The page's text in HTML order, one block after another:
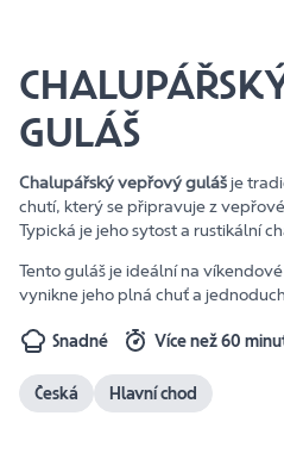
GULÁŠ
Chalupářský vepřový gulášje
chutí, který se připravuje z
Typická je jeho sytost a rustikální
Tento guláš je ideální na
vynikne jeho plná chuť a
Snadné Více než 60
Česká Hlavní chod